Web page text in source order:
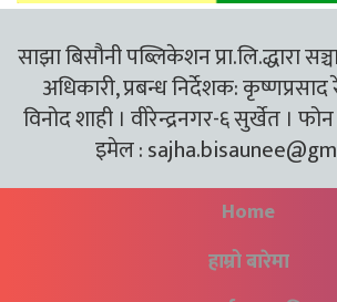
साझा बिसौनी पब्लिकेशन प्रा.लि.द्धारा
अधिकारी, प्रबन्ध निर्देशक:
विनोद शाही । वीरेन्द्रनगर-६ सुर्खेत ।
इमेल :
Home
हाम्रो बारेमा